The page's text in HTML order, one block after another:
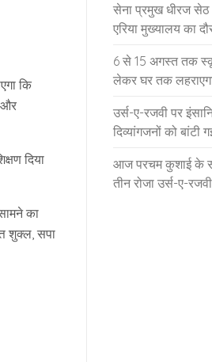
कि
और
दिया
का
शुक्ल, सपा
सेना प्रमुख धीरज सेठ
एरिया मुख्यालय का
6 से 15 अगस्त तक
लेकर घर तक
उर्स-ए-रजवी पर
दिव्यांगजनों को बांटी
आज परचम कुशाई के
तीन रोजा उर्स-ए-रजवी